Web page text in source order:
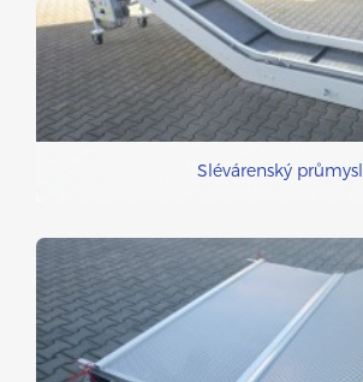
Slévárenský průmysl